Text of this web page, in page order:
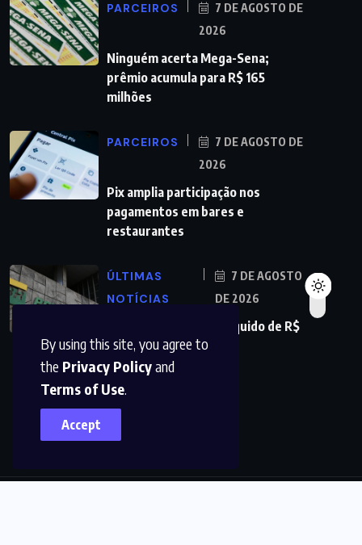
By using this site, you agree to
the Privacy Policyand
Terms of Use.
Accept
PARCEIROS
7 DE AGOSTO DE
2026
Ninguém acerta Mega-Sena;
prêmio acumula para R$ 165
milhões
PARCEIROS
7 DE AGOSTO DE
2026
Pix amplia participação nos
pagamentos em bares e
restaurantes
ÚLTIMAS
NOTÍCIAS
7 DE AGOSTO
DE 2026
Petrobras tem lucro líquido de R$
52,4 bi no segundo